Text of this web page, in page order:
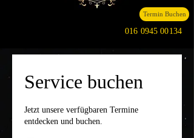
Termin Buchen
016 0945 00134
Service buchen
Jetzt unsere verfügbaren Termine
entdecken und buchen.